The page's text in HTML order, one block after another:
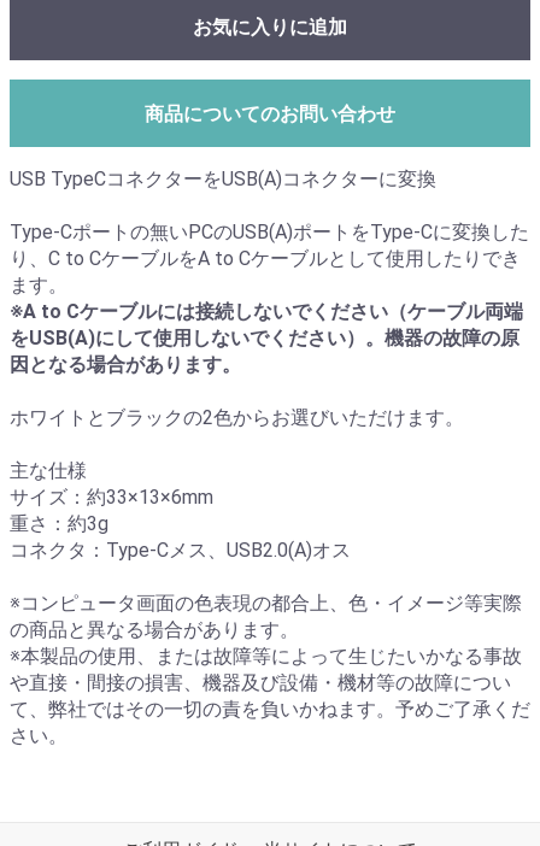
お気に入りに追加
商品についてのお問い合わせ
USB TypeCコネクターをUSB(A)コネクターに変換
Type-Cポートの無いPCのUSB(A)ポートをType-Cに変換した
り、C to CケーブルをA to Cケーブルとして使用したりでき
ます。
※A to Cケーブルには接続しないでください（ケーブル両端
をUSB(A)にして使用しないでください）。機器の故障の原
因となる場合があります。
ホワイトとブラックの2色からお選びいただけます。
主な仕様
サイズ：約33×13×6mm
重さ：約3g
コネクタ：Type-Cメス、USB2.0(A)オス
※コンピュータ画面の色表現の都合上、色・イメージ等実際
の商品と異なる場合があります。
※本製品の使用、または故障等によって生じたいかなる事故
や直接・間接の損害、機器及び設備・機材等の故障につい
て、弊社ではその一切の責を負いかねます。予めご了承くだ
さい。